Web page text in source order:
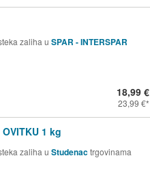
zaliha u SPAR - INTERSPAR
18,99 €
23,99 €
1 kg
zaliha u Studenactrgovinama